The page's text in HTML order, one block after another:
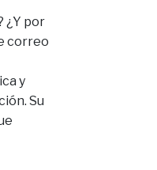
¿Y por
correo
y
Su